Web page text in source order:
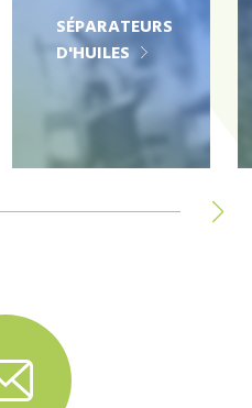
SÉPARATEURS
D'HUILES